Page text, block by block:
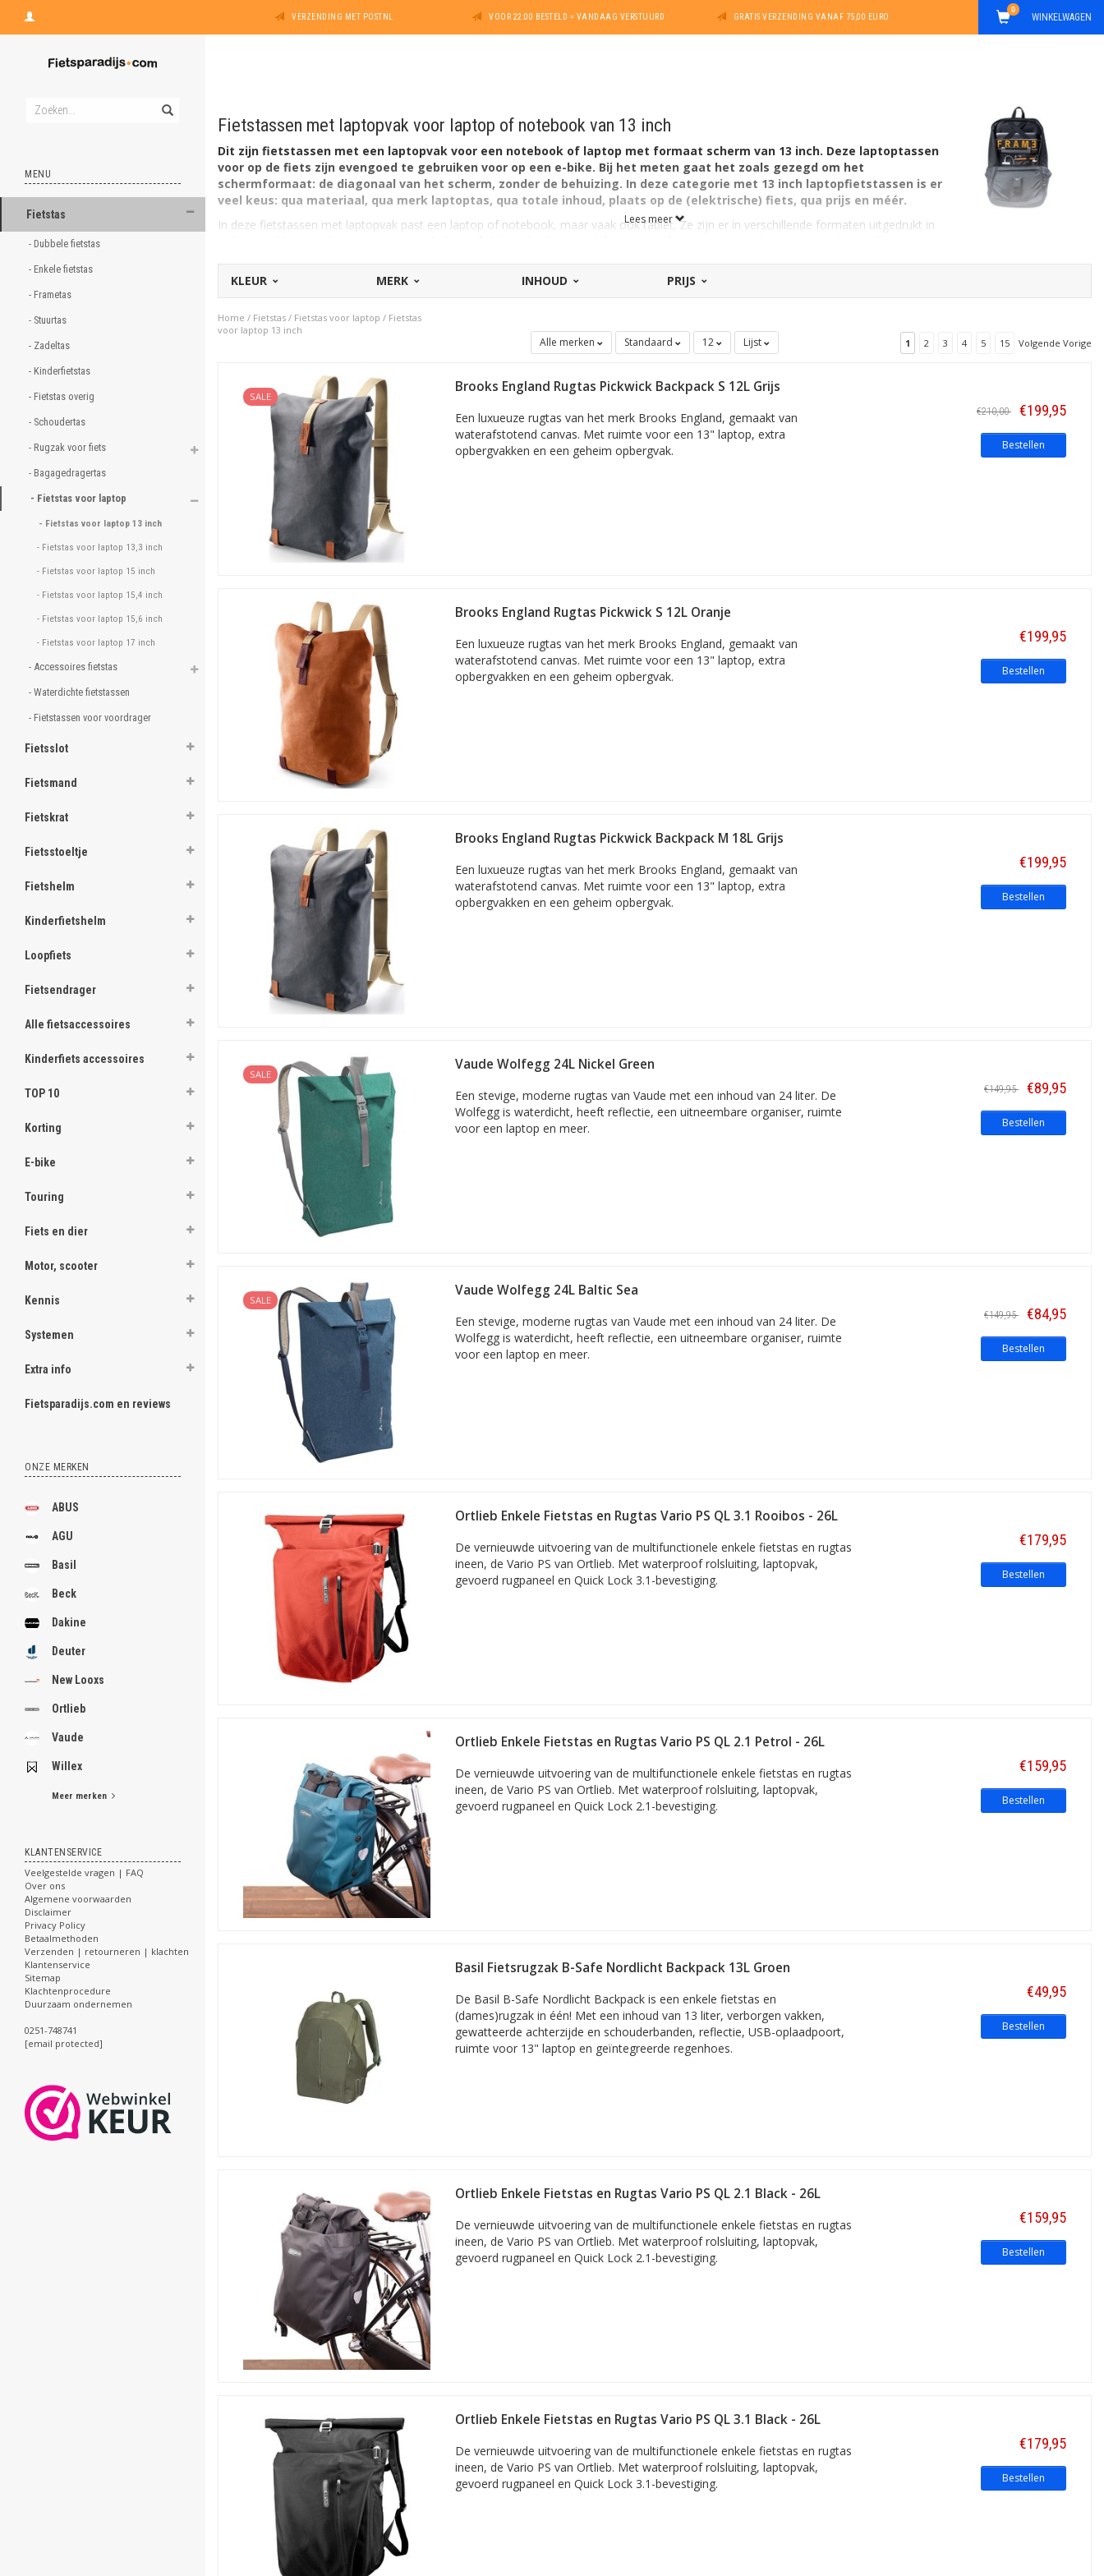
VERZENDING MET POSTNL VOOR 22:00 BESTELD = VANDAAG VERSTUURD GRATIS VERZENDING VANAF 75,00 EURO WINKELWAGEN
0
MENU
Fietstas
- Dubbele fietstas
- Enkele fietstas
- Frametas
- Stuurtas
- Zadeltas
- Kinderfietstas
- Fietstas overig
- Schoudertas
- Rugzak voor fiets
- Bagagedragertas
- Fietstas voor laptop
- Fietstas voor laptop 13 inch
- Fietstas voor laptop 13,3 inch
- Fietstas voor laptop 15 inch
- Fietstas voor laptop 15,4 inch
- Fietstas voor laptop 15,6 inch
- Fietstas voor laptop 17 inch
- Accessoires fietstas
- Waterdichte fietstassen
- Fietstassen voor voordrager
Fietsslot
Fietsmand
Fietskrat
Fietsstoeltje
Fietshelm
Kinderfietshelm
Loopfiets
Fietsendrager
Alle fietsaccessoires
Kinderfiets accessoires
TOP 10
Korting
E-bike
Touring
Fiets en dier
Motor, scooter
Kennis
Systemen
Extra info
Fietsparadijs.com en reviews
ONZE MERKEN
ABUS
AGU
Basil
Beck
Dakine
Deuter
New Looxs
Ortlieb
Vaude
Willex
Meer merken
KLANTENSERVICE
Veelgestelde vragen | FAQ
Over ons
Algemene voorwaarden
Disclaimer
Privacy Policy
Betaalmethoden
Verzenden | retourneren | klachten
Klantenservice
Sitemap
Klachtenprocedure
Duurzaam ondernemen
0251-748741
[email protected]
Fietstassen met laptopvak voor laptop of notebook van 13 inch
Dit zijn fietstassen met een laptopvak voor een notebook of laptop met formaat scherm van 13 inch. Deze laptoptassen
voor op de fiets zijn evengoed te gebruiken voor op een e-bike. Bij het meten gaat het zoals gezegd om het
schermformaat: de diagonaal van het scherm, zonder de behuizing. In deze categorie met 13 inch laptopfietstassen is er
veel keus: qua materiaal, qua merk laptoptas, qua totale inhoud, plaats op de (elektrische) fiets, qua prijs en méér.
In deze fietstassen met laptopvak past een laptop of notebook, maar vaak ook tablet. Ze zijn er in verschillende formaten uitgedrukt in
Fietstassen voor laptop of notebook van 13,3 inch
Fietstassen voor laptop of notebook van 15,4 inch
Fietstassen voor laptop of notebook van 17 inch
Voor het meten gaat het zoals gezegd om het schermformaat: de diagonaal van het scherm, zonder de behuizing.
Voordelen Fietsparadijs.com
Iets voor de fiets? Zo gevonden!
Standaard lage prijzen
Snelle verzending, uit voorraad
Ook afhalen mogelijk
Betrouwbare levering, via PostNL
Hoge beoordelingen!
Lees meer
KLEUR MERK INHOUD PRIJS
Home / Fietstas / Fietstas voor laptop / Fietstas
voor laptop 13 inch
Alle merken Standaard 12 Lijst 1 2 3 4 5 15 Volgende Vorige
SALE
Brooks England Rugtas Pickwick Backpack S 12L Grijs
Een luxueuze rugtas van het merk Brooks England, gemaakt van
waterafstotend canvas. Met ruimte voor een 13" laptop, extra
opbergvakken en een geheim opbergvak.
€210,00 €199,95
Bestellen
Brooks England Rugtas Pickwick S 12L Oranje
Een luxueuze rugtas van het merk Brooks England, gemaakt van
waterafstotend canvas. Met ruimte voor een 13" laptop, extra
opbergvakken en een geheim opbergvak.
€199,95
Bestellen
Brooks England Rugtas Pickwick Backpack M 18L Grijs
Een luxueuze rugtas van het merk Brooks England, gemaakt van
waterafstotend canvas. Met ruimte voor een 13" laptop, extra
opbergvakken en een geheim opbergvak.
€199,95
Bestellen
SALE
Vaude Wolfegg 24L Nickel Green
Een stevige, moderne rugtas van Vaude met een inhoud van 24 liter. De
Wolfegg is waterdicht, heeft reflectie, een uitneembare organiser, ruimte
voor een laptop en meer.
€149,95 €89,95
Bestellen
SALE
Vaude Wolfegg 24L Baltic Sea
Een stevige, moderne rugtas van Vaude met een inhoud van 24 liter. De
Wolfegg is waterdicht, heeft reflectie, een uitneembare organiser, ruimte
voor een laptop en meer.
€149,95 €84,95
Bestellen
Ortlieb Enkele Fietstas en Rugtas Vario PS QL 3.1 Rooibos - 26L
De vernieuwde uitvoering van de multifunctionele enkele fietstas en rugtas
ineen, de Vario PS van Ortlieb. Met waterproof rolsluiting, laptopvak,
gevoerd rugpaneel en Quick Lock 3.1-bevestiging.
€179,95
Bestellen
Ortlieb Enkele Fietstas en Rugtas Vario PS QL 2.1 Petrol - 26L
De vernieuwde uitvoering van de multifunctionele enkele fietstas en rugtas
ineen, de Vario PS van Ortlieb. Met waterproof rolsluiting, laptopvak,
gevoerd rugpaneel en Quick Lock 2.1-bevestiging.
€159,95
Bestellen
Basil Fietsrugzak B-Safe Nordlicht Backpack 13L Groen
De Basil B-Safe Nordlicht Backpack is een enkele fietstas en
(dames)rugzak in één! Met een inhoud van 13 liter, verborgen vakken,
gewatteerde achterzijde en schouderbanden, reflectie, USB-oplaadpoort,
ruimte voor 13" laptop en geïntegreerde regenhoes.
€49,95
Bestellen
Ortlieb Enkele Fietstas en Rugtas Vario PS QL 2.1 Black - 26L
De vernieuwde uitvoering van de multifunctionele enkele fietstas en rugtas
ineen, de Vario PS van Ortlieb. Met waterproof rolsluiting, laptopvak,
gevoerd rugpaneel en Quick Lock 2.1-bevestiging.
€159,95
Bestellen
Ortlieb Enkele Fietstas en Rugtas Vario PS QL 3.1 Black - 26L
De vernieuwde uitvoering van de multifunctionele enkele fietstas en rugtas
ineen, de Vario PS van Ortlieb. Met waterproof rolsluiting, laptopvak,
gevoerd rugpaneel en Quick Lock 3.1-bevestiging.
€179,95
Bestellen